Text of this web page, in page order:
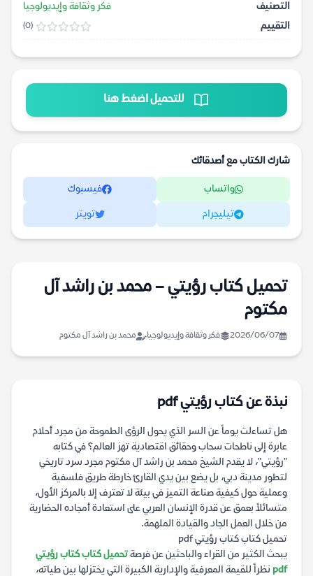
التصنيف
فكر وثقافة وإيديولوجيا
التقييم
(0)
للتحميل اضغط هنا
شارك الكتاب مع أصدقائك
واتساب فيسبوك
تيليجرام تويتر
تحميل كتاب رؤيتي – محمد بن راشد آل
مكتوم
2026/06/07 فكر وثقافة وإيديولوجيا محمد بن راشد آل مكتوم
نبذة عن كتاب رؤيتي pdf
هل تساءلت يوماً عن السر الذي يحول الرؤى الطموحة من مجرد أحلام
عابرة إلى ناطحات سحاب وحقائق اقتصادية تهز العالم؟ في كتابه
"رؤيتي"، لا يقدم الشيخ محمد بن راشد آل مكتوم مجرد سرد تاريخي
لتطور مدينة دبي، بل يضع بين يدي القارئ خارطة طريق فلسفية
وعملية حول كيفية صناعة التميز في بيئة لا تعترف إلا بالمركز الأول،
متسائلاً بعمق عن قدرة الإنسان العربي على استعادة أمجاده الحضارية
من خلال العمل الجاد والقيادة الملهمة.
تحميل كتاب كتاب رؤيتي pdf
يبحث الكثير من القراء والباحثين عن فرصةتحميل كتاب كتاب رؤيتي
pdf نظراً للقيمة المعرفية والإدارية الكبيرة التي يختزلها بين طياته،